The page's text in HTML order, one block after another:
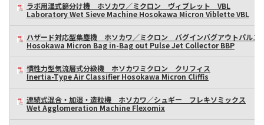
ラボ用湿式篩分け機 ホソカワ／ミクロン ヴィブレット VBL
Laboratory Wet Sieve Machine Hosokawa Micron Viblette VBL
ハザード対応型集塵機 ホソカワ／ミクロン バグインバグアウトパル
Hosokawa Micron Bag in-Bag out Pulse Jet Collector BBP
慣性力型気流層式分級機 ホソカワミクロン クリフィス
Inertia-Type Air Classifier Hosokawa Micron Cliffis
連続式混合・加湿・造粒機 ホソカワ／シュギー フレキソミックス
Wet Agglomeration Machine Flexomix